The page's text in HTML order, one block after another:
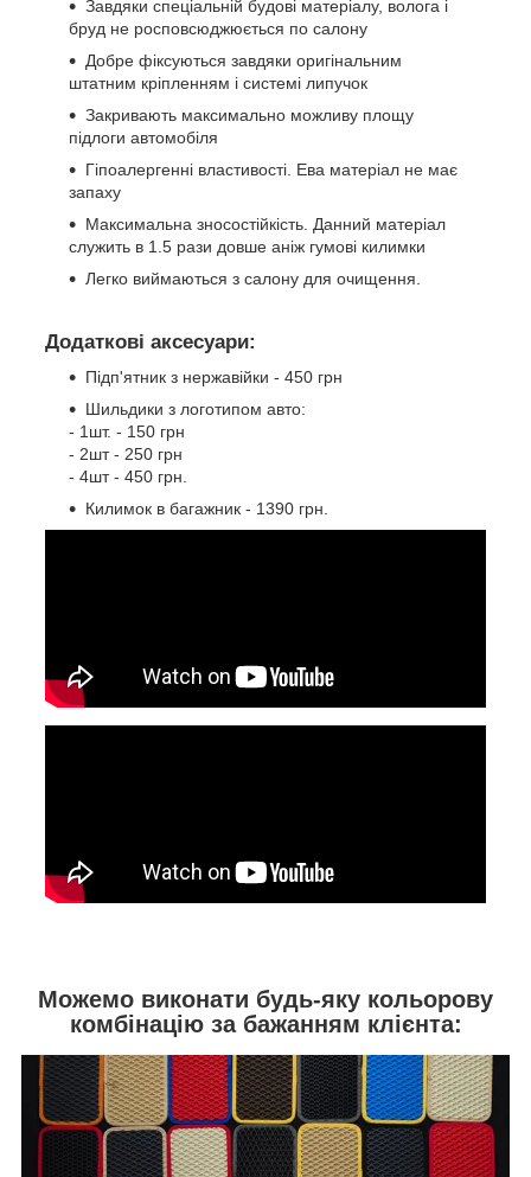
Завдяки спеціальній будові матеріалу, волога і
бруд не росповсюджюється по салону
Добре фіксуються завдяки оригінальним
штатним кріпленням і системі липучок
Закривають максимально можливу площу
підлоги автомобіля
Гіпоалергенні властивості. Ева матеріал не має
запаху
Максимальна зносостійкість. Данний матеріал
служить в 1.5 рази довше аніж гумові килимки
Легко виймаються з салону для очищення.
Додаткові аксесуари:
Підп'ятник з нержавійки - 450 грн
Шильдики з логотипом авто:
- 1шт. - 150 грн
- 2шт - 250 грн
- 4шт - 450 грн.
Килимок в багажник - 1390 грн.
Можемо виконати будь-яку кольорову
комбінацію за бажанням клієнта: